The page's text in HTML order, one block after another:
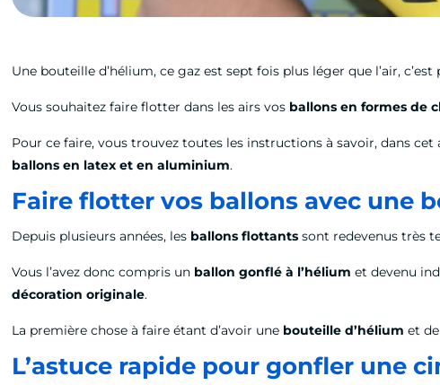
Une bouteille d’hélium, ce gaz est sept fois plus léger que l’air,
Vous souhaitez faire flotter dans les airs vos ballons en formes de
Pour ce faire, vous trouvez toutes les instructions à savoir, dans
ballons en latex et en aluminium.
Faire flotter vos ballons avec une
Depuis plusieurs années, les ballons flottants sont redevenus très
Vous l’avez donc compris un ballon gonflé à l’hélium et devenu
décoration originale.
La première chose à faire étant d’avoir une bouteille d’hélium et
L’astuce rapide pour gonfler une